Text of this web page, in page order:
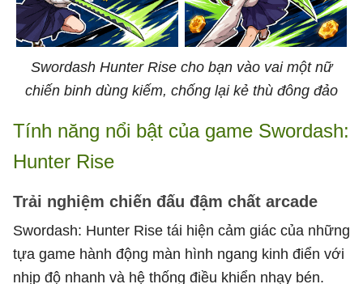
Swordash Hunter Rise cho bạn vào vai một nữ
chiến binh dùng kiếm, chống lại kẻ thù đông đảo
Tính năng nổi bật của game Swordash:
Hunter Rise
Trải nghiệm chiến đấu đậm chất arcade
Swordash: Hunter Rise tái hiện cảm giác của những
tựa game hành động màn hình ngang kinh điển với
nhịp độ nhanh và hệ thống điều khiển nhạy bén.